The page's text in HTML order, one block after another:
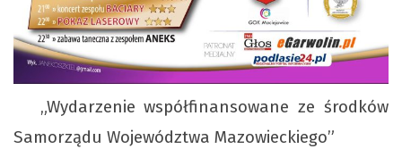
„Wydarzenie współfinansowane ze środków
Samorządu Województwa Mazowieckiego”